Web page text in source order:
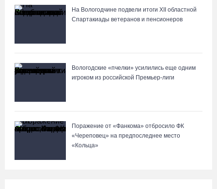
На Вологодчине подвели итоги XII областной
Спартакиады ветеранов и пенсионеров
Вологодские «пчелки» усилились еще одним
игроком из российской Премьер-лиги
Поражение от «Фанкома» отбросило ФК
«Череповец» на предпоследнее место
«Кольца»